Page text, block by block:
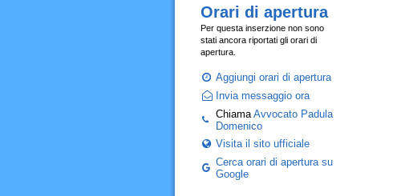
Orari di apertura
Per questa inserzione non sono
stati ancora riportati gli orari di
apertura.
Aggiungi orari di apertura
Invia messaggio ora
ChiamaAvvocato Padula
Domenico
Visita il sito ufficiale
Cerca orari di apertura su
Google